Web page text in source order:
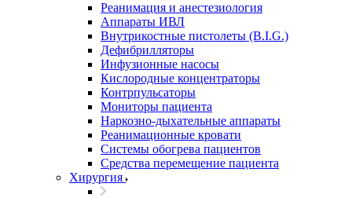
Реанимация и анестезиология
Аппараты ИВЛ
Внутрикостные пистолеты (B.I.G.)
Дефибрилляторы
Инфузионные насосы
Кислородные концентраторы
Контрпульсаторы
Мониторы пациента
Наркозно-дыхательные аппараты
Реанимационные кровати
Системы обогрева пациентов
Средства перемещение пациента
Хирургия